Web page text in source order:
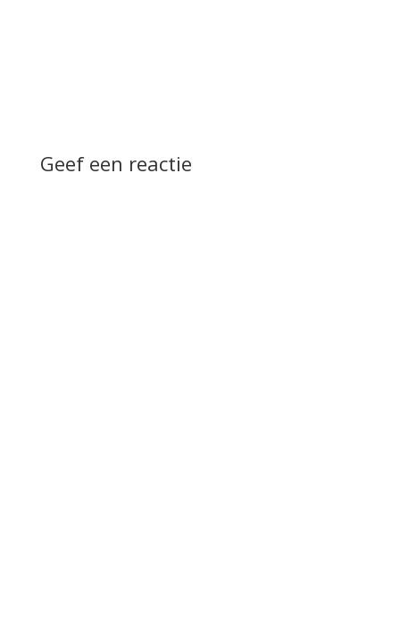
Geef een reactie